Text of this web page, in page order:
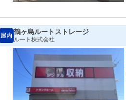
屋内
鶴ヶ島ルートストレージ
ルート株式会社